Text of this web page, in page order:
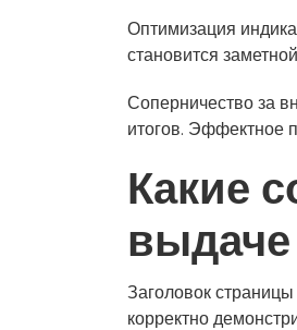
Оптимизация
становится
Соперничество за
итогов. Эффектное
Какие
выдаче
Заголовок
корректно